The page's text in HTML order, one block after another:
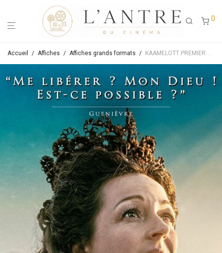
0
Accueil / Affiches / Affiches grands formats / KAAMELOTT PREMIER VOLET – Affiche de cinéma originale préventive (visuel Guenièvre) – Approximativement 120×160